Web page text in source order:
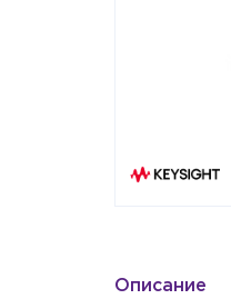
Описание